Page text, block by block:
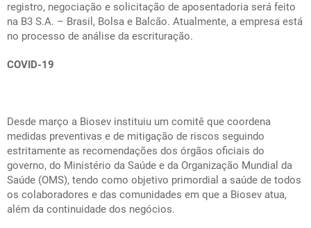
registro, negociação e solicitação de aposentadoria será feito
na B3 S.A. – Brasil, Bolsa e Balcão. Atualmente, a empresa está
no processo de análise da escrituração.
COVID-19
Desde março a Biosev instituiu um comitê que coordena
medidas preventivas e de mitigação de riscos seguindo
estritamente as recomendações dos órgãos oficiais do
governo, do Ministério da Saúde e da Organização Mundial da
Saúde (OMS), tendo como objetivo primordial a saúde de todos
os colaboradores e das comunidades em que a Biosev atua,
além da continuidade dos negócios.